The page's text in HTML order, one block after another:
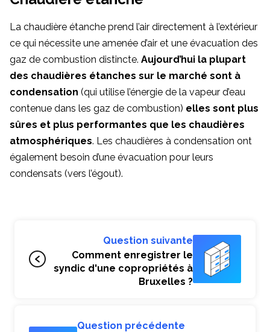
La chaudière étanche prend l’air directement à l’extérieur
ce qui nécessite une amenée d’air et une évacuation des
gaz de combustion distincte. Aujourd’hui la plupart
des chaudières étanches sur le marché sont à
condensation (qui utilise l’énergie de la vapeur d’eau
contenue dans les gaz de combustion) elles sont plus
sûres et plus performantes que les chaudières
atmosphériques. Les chaudières à condensation ont
également besoin d’une évacuation pour leurs
condensats (vers l’égout).
Question suivante
Comment enregistrer le
syndic d'une copropriétés à
Bruxelles ?
Question précédente